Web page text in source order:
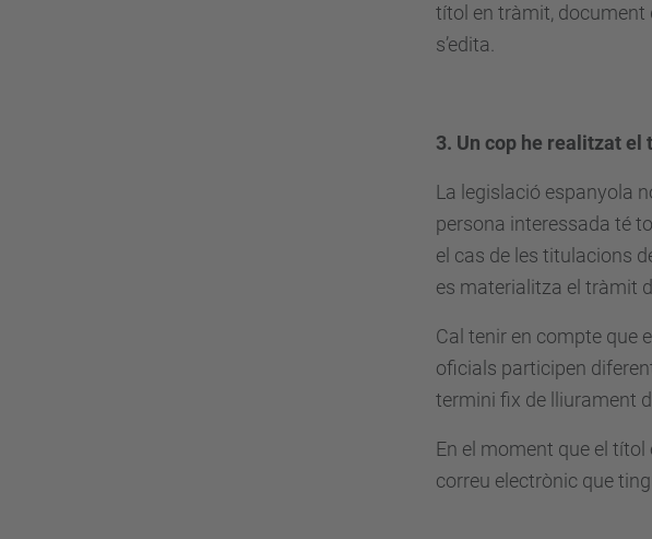
títol en tràmit, document
s’edita.
3. Un cop he realitzat
La legislació espanyola
persona interessada té
el cas de les titulacions
es materialitza el tràmit
Cal tenir en compte que
oficials participen
termini fix de lliurament
En el moment que el
correu electrònic que